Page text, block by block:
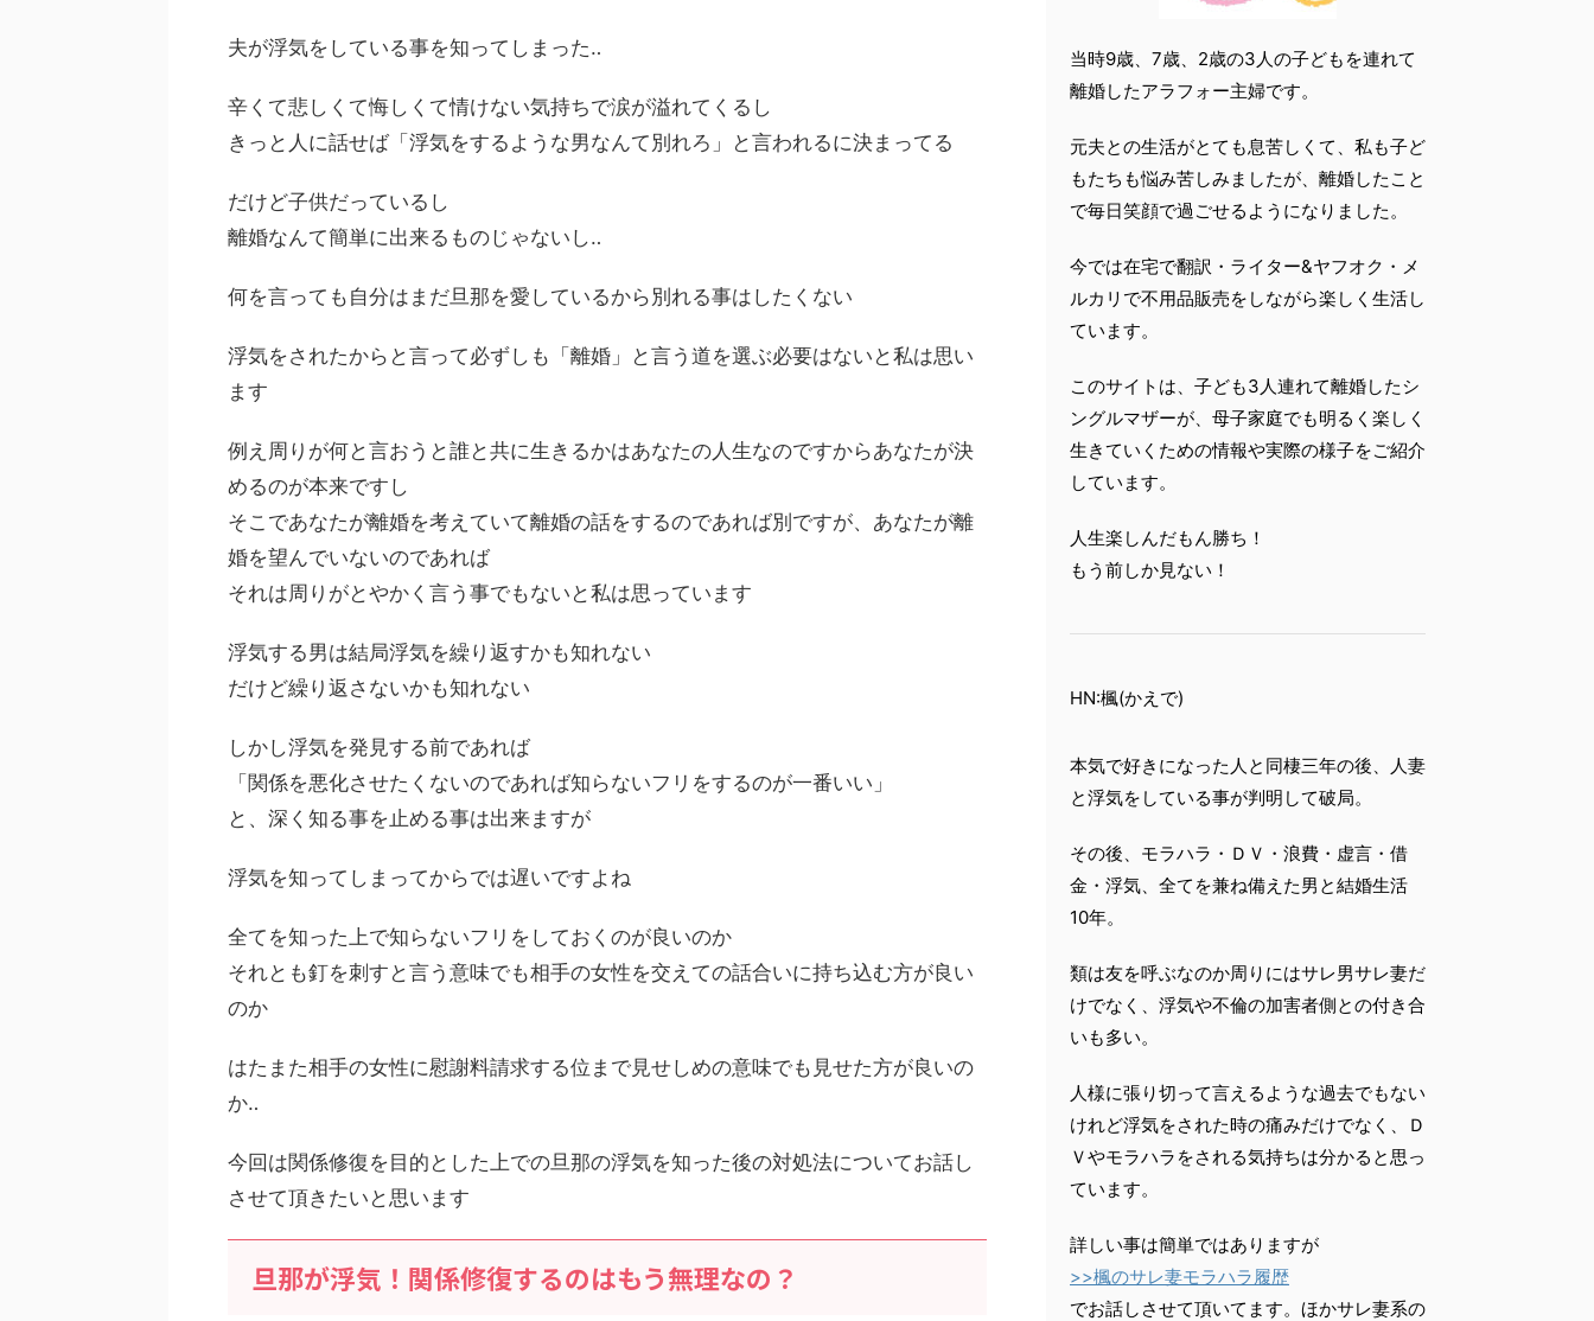
夫が浮気をしている事を知ってしまった‥
辛くて悲しくて悔しくて情けない気持ちで涙が溢れてくるし
きっと人に話せば「浮気をするような男なんて別れろ」と言われるに決まってる
だけど子供だっているし
離婚なんて簡単に出来るものじゃないし‥
何を言っても自分はまだ旦那を愛しているから別れる事はしたくない
浮気をされたからと言って必ずしも「離婚」と言う道を選ぶ必要はないと私は思い
ます
例え周りが何と言おうと誰と共に生きるかはあなたの人生なのですからあなたが決
めるのが本来ですし
そこであなたが離婚を考えていて離婚の話をするのであれば別ですが、あなたが離
婚を望んでいないのであれば
それは周りがとやかく言う事でもないと私は思っています
浮気する男は結局浮気を繰り返すかも知れない
だけど繰り返さないかも知れない
しかし浮気を発見する前であれば
「関係を悪化させたくないのであれば知らないフリをするのが一番いい」
と、深く知る事を止める事は出来ますが
浮気を知ってしまってからでは遅いですよね
全てを知った上で知らないフリをしておくのが良いのか
それとも釘を刺すと言う意味でも相手の女性を交えての話合いに持ち込む方が良い
のか
はたまた相手の女性に慰謝料請求する位まで見せしめの意味でも見せた方が良いの
か‥
今回は関係修復を目的とした上での旦那の浮気を知った後の対処法についてお話し
させて頂きたいと思います
旦那が浮気！関係修復するのはもう無理なの？
当時9歳、7歳、2歳の3人の子どもを連れて
離婚したアラフォー主婦です。
元夫との生活がとても息苦しくて、私も子ど
もたちも悩み苦しみましたが、離婚したこと
で毎日笑顔で過ごせるようになりました。
今では在宅で翻訳・ライター&ヤフオク・メ
ルカリで不用品販売をしながら楽しく生活し
ています。
このサイトは、子ども3人連れて離婚したシ
ングルマザーが、母子家庭でも明るく楽しく
生きていくための情報や実際の様子をご紹介
しています。
人生楽しんだもん勝ち！
もう前しか見ない！
HN:楓(かえで)
本気で好きになった人と同棲三年の後、人妻
と浮気をしている事が判明して破局。
その後、モラハラ・ＤＶ・浪費・虚言・借
金・浮気、全てを兼ね備えた男と結婚生活
10年。
類は友を呼ぶなのか周りにはサレ男サレ妻だ
けでなく、浮気や不倫の加害者側との付き合
いも多い。
人様に張り切って言えるような過去でもない
けれど浮気をされた時の痛みだけでなく、Ｄ
Ｖやモラハラをされる気持ちは分かると思っ
ています。
詳しい事は簡単ではありますが
>>楓のサレ妻モラハラ履歴
でお話しさせて頂いてます。ほかサレ妻系の